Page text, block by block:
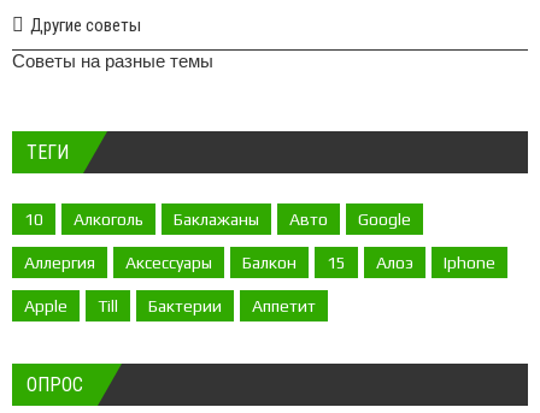
Другие советы
Советы на разные темы
ТЕГИ
10 Алкоголь Баклажаны Авто Google
Аллергия Аксессуары Балкон 15 Алоэ Iphone
Apple Till Бактерии Аппетит
ОПРОС